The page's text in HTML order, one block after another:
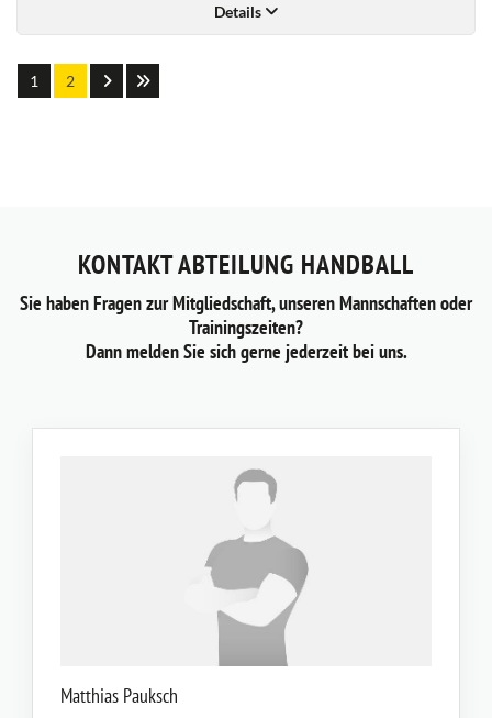
Details
1 2
KONTAKT ABTEILUNG HANDBALL
Sie haben Fragen zur Mitgliedschaft, unseren Mannschaften oder
Trainingszeiten?
Dann melden Sie sich gerne jederzeit bei uns.
Matthias Pauksch